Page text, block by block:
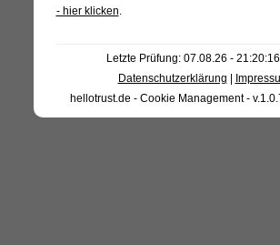
- hier klicken.
Letzte Prüfung: 07.08.26 -
Datenschutzerklärung
hellotrust.de - Cookie Management -